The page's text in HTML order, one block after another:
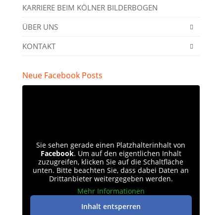
KARRIERE BEIM KÖLNER BILDERBOGEN
ÜBER UNS
KONTAKT
Neue Facebook Posts
Sie sehen gerade einen Platzhalterinhalt von
Facebook. Um auf den eigentlichen Inhalt
zuzugreifen, klicken Sie auf die Schaltfläche
unten. Bitte beachten Sie, dass dabei Daten an
Drittanbieter weitergegeben werden.
Mehr Informationen
Inhalt entsperren